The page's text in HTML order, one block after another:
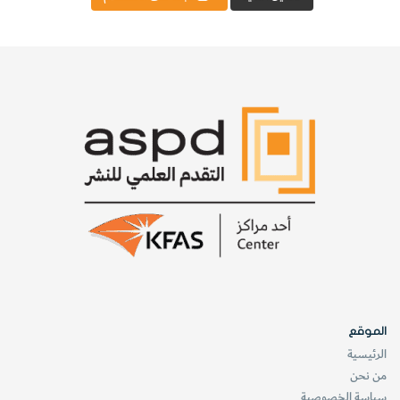
الموقع
الرئيسية
من نحن